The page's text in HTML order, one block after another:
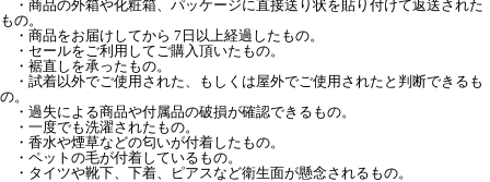
・商品の外箱や化粧箱、パッケージに直接送り状を貼り付けて返送された
もの。
・商品をお届けしてから 7日以上経過したもの。
・セールをご利用してご購入頂いたもの。
・裾直しを承ったもの。
・試着以外でご使用された、もしくは屋外でご使用されたと判断できるも
の。
・過失による商品や付属品の破損が確認できるもの。
・一度でも洗濯されたもの。
・香水や煙草などの匂いが付着したもの。
・ペットの毛が付着しているもの。
・タイツや靴下、下着、ピアスなど衛生面が懸念されるもの。